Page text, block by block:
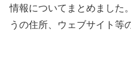
情報についてまとめました
うの住所、ウェブサイト等